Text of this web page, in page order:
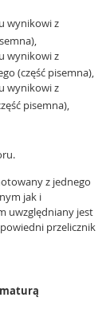
wynikowi z
wynikowi z
(część pisemna),
wynikowi z
pisemna),
z jednego
jak i
uwzględniany jest
przelicznik